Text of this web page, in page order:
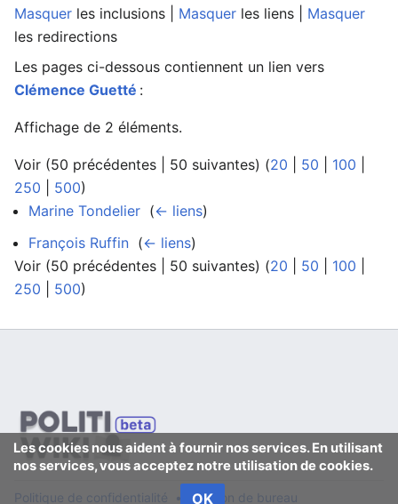
Masquer les inclusions | Masquer les liens | Masquer
les redirections
Les pages ci-dessous contiennent un lien vers
Clémence Guetté :
Affichage de 2 éléments.
Voir (50 précédentes | 50 suivantes) (20 50 100
250
500)
Marine Tondelier (← liens)
François Ruffin (← liens)
Voir (50 précédentes | 50 suivantes) (20 50 100
250
500)
Les cookies nous aident à fournir nos services. En utilisant
nos services, vous acceptez notre utilisation de cookies.
OK
Politique de confidentialité Version de bureau